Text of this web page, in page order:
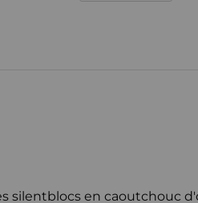
en caoutchouc